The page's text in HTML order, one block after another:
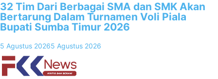
32 Tim Dari Berbagai SMA dan SMK Akan
Bertarung Dalam Turnamen Voli Piala
Bupati Sumba Timur 2026
5 Agustus 20265 Agustus 2026